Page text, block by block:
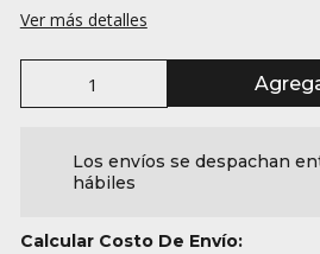
Ver más detalles
Los envíos se despachan
hábiles
Calcular Costo De Envío: